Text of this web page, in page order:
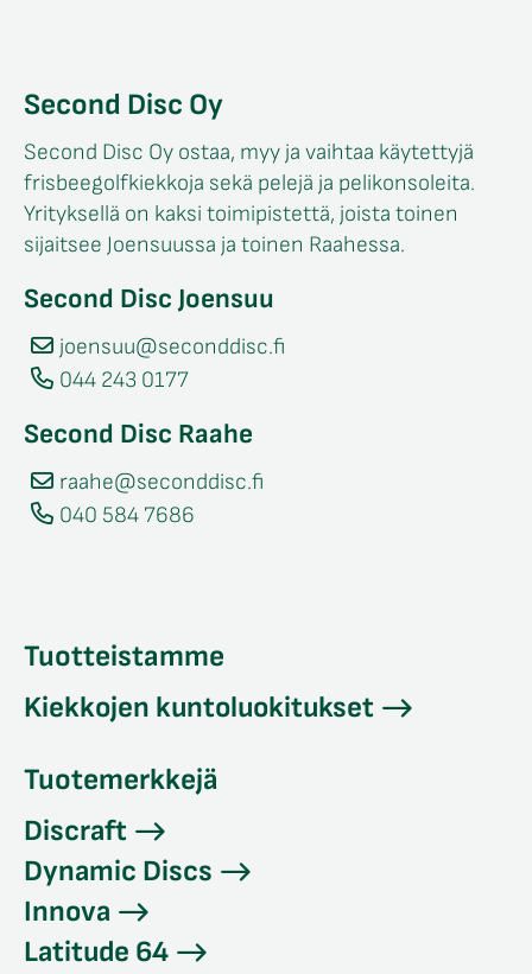
Second Disc Oy
Second Disc Oy ostaa, myy ja vaihtaa käytettyjä
frisbeegolfkiekkoja sekä pelejä ja pelikonsoleita.
Yrityksellä on kaksi toimipistettä, joista toinen
sijaitsee Joensuussa ja toinen Raahessa.
Second Disc Joensuu
joensuu@seconddisc.fi
044 243 0177
Second Disc Raahe
raahe@seconddisc.fi
040 584 7686
Tuotteistamme
Kiekkojen kuntoluokitukset
Tuotemerkkejä
Discraft
Dynamic Discs
Innova
Latitude 64